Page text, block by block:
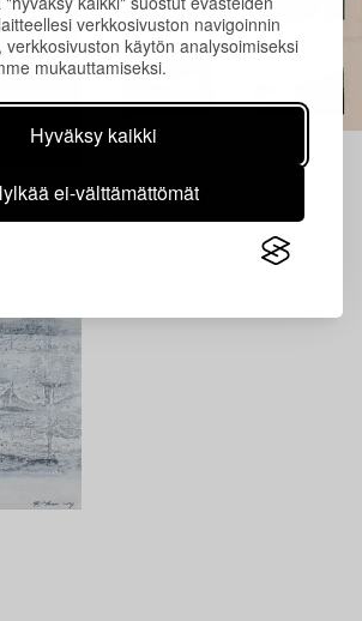
verkkosivuston navigoinnin
käytön analysoimiseksi
mukauttamiseksi.
Hyväksy kaikki
ei-välttämättömät
Gunnar Johnsson